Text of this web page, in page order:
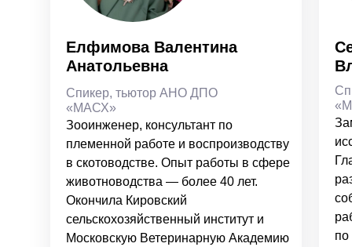
Елфимова Валентина
Анатольевна
Спикер, тьютор АНО ДПО
«МАСХ»
Зооинженер, консультант по
племенной работе и воспроизводству
в скотоводстве. Опыт работы в сфере
животноводства — более 40 лет.
Окончила Кировский
сельскохозяйственный институт и
Московскую Ветеринарную Академию
по